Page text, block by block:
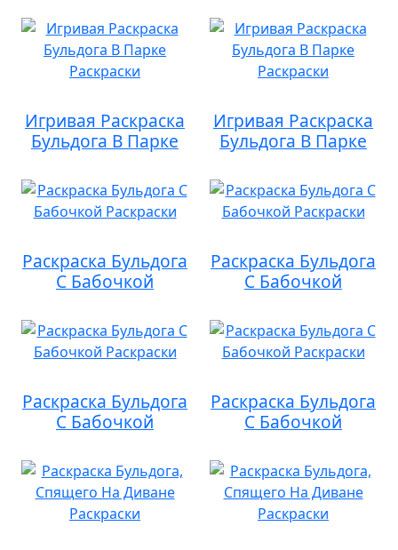
Игривая Раскраска
Бульдога В Парке
Игривая Раскраска
Бульдога В Парке
Раскраска Бульдога
С Бабочкой
Раскраска Бульдога
С Бабочкой
Раскраска Бульдога
С Бабочкой
Раскраска Бульдога
С Бабочкой